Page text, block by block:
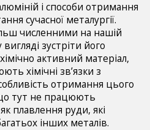
і способи отримання
сучасної металургії.
численними на нашій
зустріти його
активний матеріал,
хімічні зв’язки з
отримання цього
тут не працюють
плавлення руди, які
інших металів.